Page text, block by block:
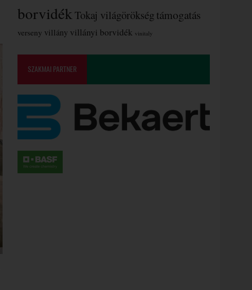
borvidékTokaj világörökségtámogatás
verseny villány villányi borvidék vinitaly
SZAKMAI PARTNER